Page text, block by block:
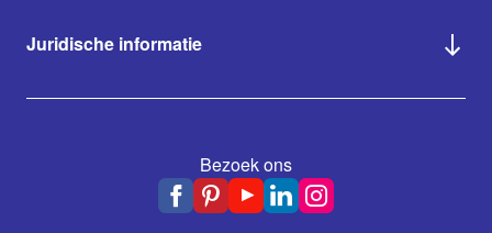
Juridische informatie
Bezoek ons